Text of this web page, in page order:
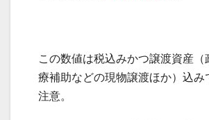
この数値は税込みかつ譲渡資産（
療補助などの現物譲渡ほか）込み
注意。